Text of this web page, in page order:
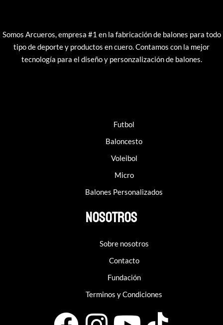
Somos Arcueros, empresa #1 en la fabricación de balones para todo
tipo de deporte y productos en cuero. Contamos con la mejor
tecnología para el diseño y personzalización de balones.
Futbol
Baloncesto
Voleibol
Micro
Balones Personalizados
Nosotros
Sobre nosotros
Contacto
Fundación
Terminos y Condiciones